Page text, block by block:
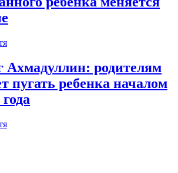
Ахмадуллин: родителям
пугать ребенка началом